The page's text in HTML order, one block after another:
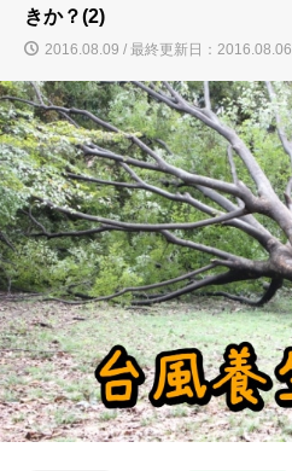
きか？(2)
2016.08.09 / 最終更新日：2016.08.06